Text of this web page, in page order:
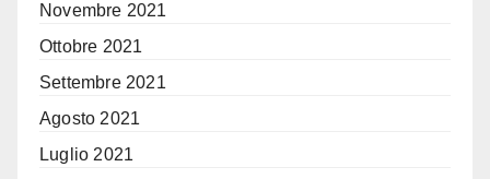
Novembre 2021
Ottobre 2021
Settembre 2021
Agosto 2021
Luglio 2021